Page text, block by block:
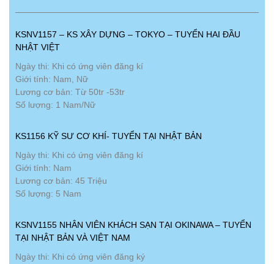
KSNV1157 – KS XÂY DỰNG – TOKYO – TUYỂN HAI ĐẦU
NHẬT VIỆT
Ngày thi: Khi có ứng viên đăng kí
Giới tính: Nam, Nữ
Lương cơ bản: Từ 50tr -53tr
Số lượng: 1 Nam/Nữ
KS1156 KỸ SƯ CƠ KHÍ- TUYỂN TẠI NHẬT BẢN
Ngày thi: Khi có ứng viên đăng kí
Giới tính: Nam
Lương cơ bản: 45 Triệu
Số lượng: 5 Nam
KSNV1155 NHÂN VIÊN KHÁCH SẠN TẠI OKINAWA – TUYỂN
TẠI NHẬT BẢN VÀ VIỆT NAM
Ngày thi: Khi có ứng viên đăng ký